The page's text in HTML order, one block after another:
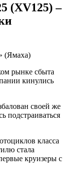
(XV125) –
(Ямаха)
рынке сбыта
кинулись
своей же
подстраиваться
класса
стала
круизеры с